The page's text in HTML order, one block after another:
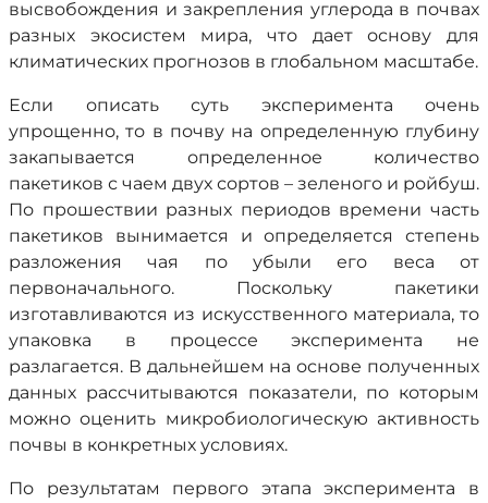
высвобождения и закрепления углерода в почвах
разных экосистем мира, что дает основу для
климатических прогнозов в глобальном масштабе.
Если описать суть эксперимента очень
упрощенно, то в почву на определенную глубину
закапывается определенное количество
пакетиков с чаем двух сортов – зеленого и ройбуш.
По прошествии разных периодов времени часть
пакетиков вынимается и определяется степень
разложения чая по убыли его веса от
первоначального. Поскольку пакетики
изготавливаются из искусственного материала, то
упаковка в процессе эксперимента не
разлагается. В дальнейшем на основе полученных
данных рассчитываются показатели, по которым
можно оценить микробиологическую активность
почвы в конкретных условиях.
По результатам первого этапа эксперимента в